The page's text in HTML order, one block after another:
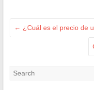
← ¿Cuál es el precio de